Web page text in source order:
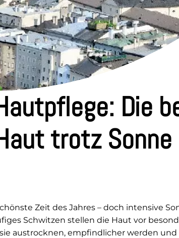
Die
trotz Sonne
Zeit des Jahres – doch intensive
Schwitzen stellen die Haut vor
austrocknen, empfindlicher werden